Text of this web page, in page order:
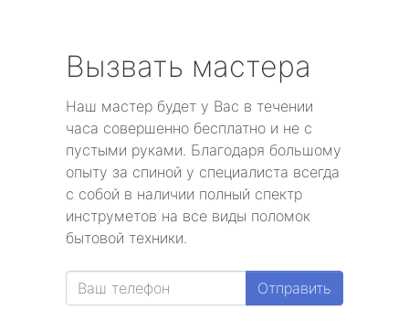
Вызвать мастера
Наш мастер будет у Вас в течении
часа совершенно бесплатно и не с
пустыми руками. Благодаря большому
опыту за спиной у специалиста всегда
с собой в наличии полный спектр
инструметов на все виды поломок
бытовой техники.
Отправить